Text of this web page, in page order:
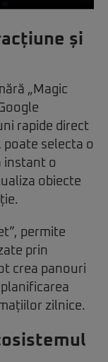
și
„Magic
rapide direct
selecta o
instant o
obiecte
permite
prin
crea panouri
zilnice.